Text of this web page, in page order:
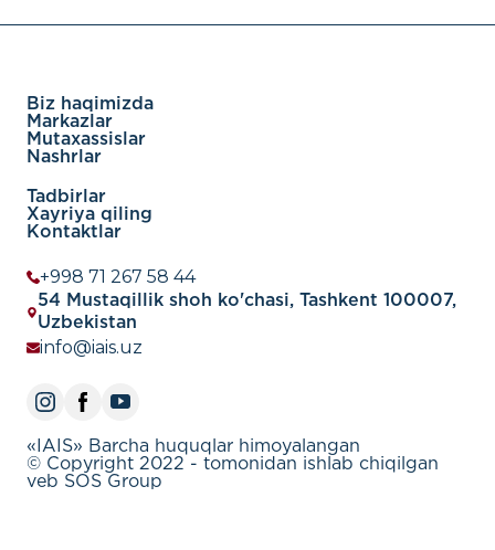
Biz haqimizda
Markazlar
Mutaxassislar
Nashrlar
Tadbirlar
Xayriya qiling
Kontaktlar
+998 71 267 58 44
54 Mustaqillik shoh ko'chasi, Tashkent 100007,
Uzbekistan
info@iais.uz
«IAIS» Barcha huquqlar himoyalangan
© Copyright 2022 - tomonidan ishlab chiqilgan
veb SOS Group